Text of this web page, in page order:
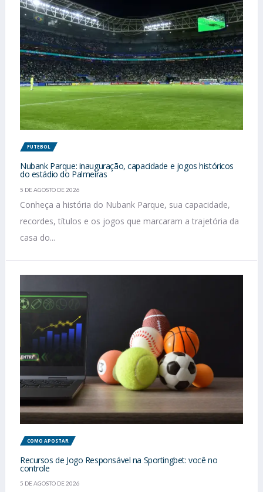
FUTEBOL
Nubank Parque: inauguração, capacidade e jogos históricos
do estádio do Palmeiras
5 DE AGOSTO DE 2026
Conheça a história do Nubank Parque, sua capacidade,
recordes, títulos e os jogos que marcaram a trajetória da
casa do...
COMO APOSTAR
Recursos de Jogo Responsável na Sportingbet: você no
controle
5 DE AGOSTO DE 2026